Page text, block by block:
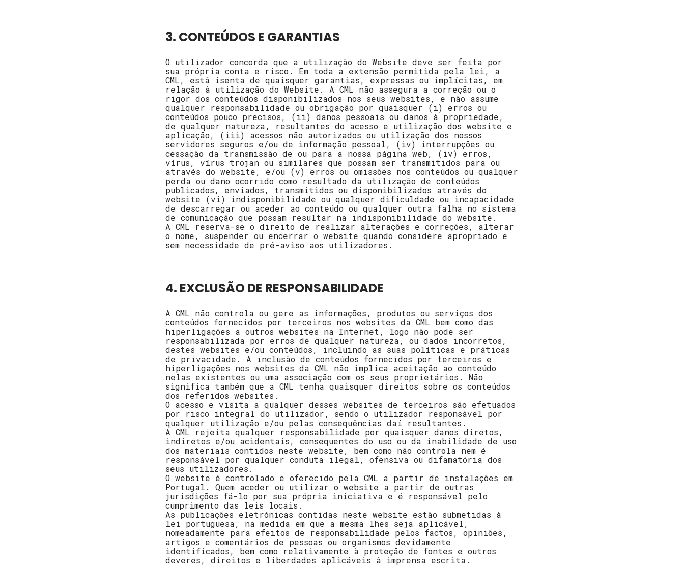
3. CONTEÚDOS E GARANTIAS
O utilizador concorda que a utilização do Website deve ser feita por
sua própria conta e risco. Em toda a extensão permitida pela lei, a
CML, está isenta de quaisquer garantias, expressas ou implícitas, em
relação à utilização do Website. A CML não assegura a correção ou o
rigor dos conteúdos disponibilizados nos seus websites, e não assume
qualquer responsabilidade ou obrigação por quaisquer (i) erros ou
conteúdos pouco precisos, (ii) danos pessoais ou danos à propriedade,
de qualquer natureza, resultantes do acesso e utilização dos website e
aplicação, (iii) acessos não autorizados ou utilização dos nossos
servidores seguros e/ou de informação pessoal, (iv) interrupções ou
cessação da transmissão de ou para a nossa página web, (iv) erros,
vírus, vírus trojan ou similares que possam ser transmitidos para ou
através do website, e/ou (v) erros ou omissões nos conteúdos ou qualquer
perda ou dano ocorrido como resultado da utilização de conteúdos
publicados, enviados, transmitidos ou disponibilizados através do
website (vi) indisponibilidade ou qualquer dificuldade ou incapacidade
de descarregar ou aceder ao conteúdo ou qualquer outra falha no sistema
de comunicação que possam resultar na indisponibilidade do website.
A CML reserva-se o direito de realizar alterações e correções, alterar
o nome, suspender ou encerrar o website quando considere apropriado e
sem necessidade de pré-aviso aos utilizadores.
4. EXCLUSÃO DE RESPONSABILIDADE
A CML não controla ou gere as informações, produtos ou serviços dos
conteúdos fornecidos por terceiros nos websites da CML bem como das
hiperligações a outros websites na Internet, logo não pode ser
responsabilizada por erros de qualquer natureza, ou dados incorretos,
destes websites e/ou conteúdos, incluindo as suas políticas e práticas
de privacidade. A inclusão de conteúdos fornecidos por terceiros e
hiperligações nos websites da CML não implica aceitação ao conteúdo
nelas existentes ou uma associação com os seus proprietários. Não
significa também que a CML tenha quaisquer direitos sobre os conteúdos
dos referidos websites.
O acesso e visita a qualquer desses websites de terceiros são efetuados
por risco integral do utilizador, sendo o utilizador responsável por
qualquer utilização e/ou pelas consequências daí resultantes.
A CML rejeita qualquer responsabilidade por quaisquer danos diretos,
indiretos e/ou acidentais, consequentes do uso ou da inabilidade de uso
dos materiais contidos neste website, bem como não controla nem é
responsável por qualquer conduta ilegal, ofensiva ou difamatória dos
seus utilizadores.
O website é controlado e oferecido pela CML a partir de instalações em
Portugal. Quem aceder ou utilizar o website a partir de outras
jurisdições fá-lo por sua própria iniciativa e é responsável pelo
cumprimento das leis locais.
As publicações eletrónicas contidas neste website estão submetidas à
lei portuguesa, na medida em que a mesma lhes seja aplicável,
nomeadamente para efeitos de responsabilidade pelos factos, opiniões,
artigos e comentários de pessoas ou organismos devidamente
identificados, bem como relativamente à proteção de fontes e outros
deveres, direitos e liberdades aplicáveis à imprensa escrita.